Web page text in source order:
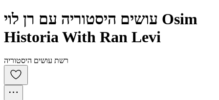
עושים היסטוריה עם רן לוי Osim
Historia With Ran Levi
רשת עושים היסטוריה